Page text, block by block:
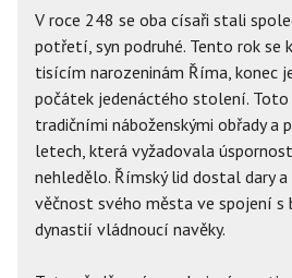
V roce 248 se oba císaři stali
potřetí, syn podruhé. Tento rok se
tisícím narozeninám Říma, konec
počátek jedenáctého stolení.
tradičními náboženskými obřady a
letech, která vyžadovala
nehledělo. Římský lid dostal dary
věčnost svého města ve spojení s
dynastií vládnoucí navěky.